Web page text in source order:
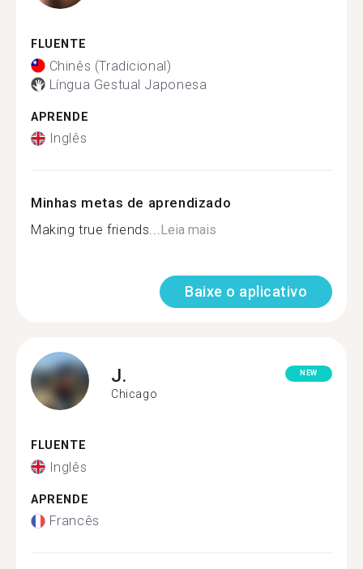
FLUENTE
Chinês (Tradicional)
Língua Gestual Japonesa
APRENDE
Inglês
Minhas metas de aprendizado
Making true friends...Leia mais
Baixe o aplicativo
J.
Chicago
NEW
FLUENTE
Inglês
APRENDE
Francês